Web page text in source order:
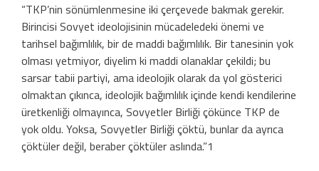
“TKP’nin sönümlenmesine iki çerçevede bakmak gerekir.
Birincisi Sovyet ideolojisinin mücadeledeki önemi ve
tarihsel bağımlılık, bir de maddi bağımlılık. Bir tanesinin yok
olması yetmiyor, diyelim ki maddi olanaklar çekildi; bu
sarsar tabii partiyi, ama ideolojik olarak da yol gösterici
olmaktan çıkınca, ideolojik bağımlılık içinde kendi kendilerine
üretkenliği olmayınca, Sovyetler Birliği çökünce TKP de
yok oldu. Yoksa, Sovyetler Birliği çöktü, bunlar da ayrıca
çöktüler değil, beraber çöktüler aslında.”1